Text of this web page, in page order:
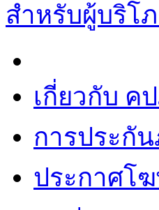
สำหรับผู้บริโ
เกี่ยวกับ ค
การประกั
ประกาศโ